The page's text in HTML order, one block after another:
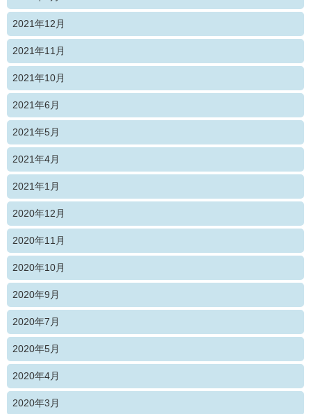
2021年12月
2021年11月
2021年10月
2021年6月
2021年5月
2021年4月
2021年1月
2020年12月
2020年11月
2020年10月
2020年9月
2020年7月
2020年5月
2020年4月
2020年3月